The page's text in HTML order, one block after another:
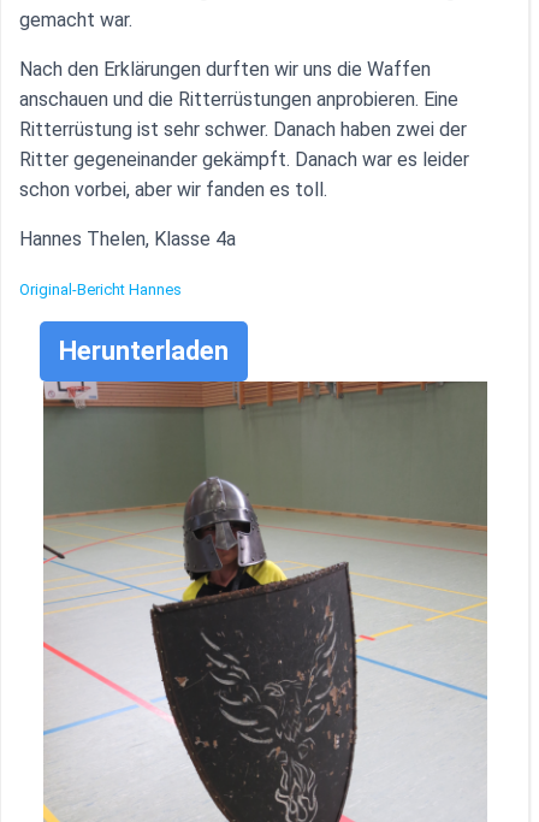
gemacht war.
Nach den Erklärungen durften wir uns die Waffen
anschauen und die Ritterrüstungen anprobieren. Eine
Ritterrüstung ist sehr schwer. Danach haben zwei der
Ritter gegeneinander gekämpft. Danach war es leider
schon vorbei, aber wir fanden es toll.
Hannes Thelen, Klasse 4a
Original-Bericht Hannes
Herunterladen